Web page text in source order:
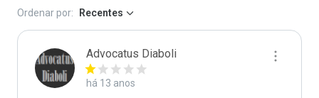
Ordenar por: Recentes
Advocatus Diaboli
há 13 anos